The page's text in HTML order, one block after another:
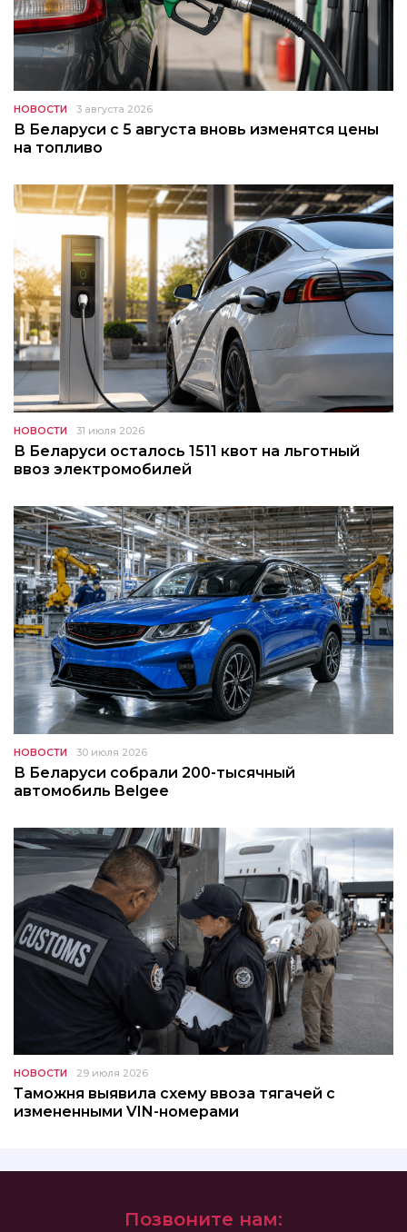
НОВОСТИ 3 августа 2026
В Беларуси с 5 августа вновь изменятся цены
на топливо
НОВОСТИ 31 июля 2026
В Беларуси осталось 1511 квот на льготный
ввоз электромобилей
НОВОСТИ 30 июля 2026
В Беларуси собрали 200-тысячный
автомобиль Belgee
НОВОСТИ 29 июля 2026
Таможня выявила схему ввоза тягачей с
измененными VIN-номерами
Позвоните нам: